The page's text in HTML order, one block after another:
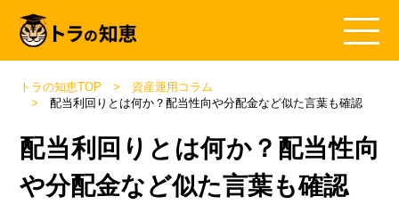
トラの知恵TOP
資産運用コラム
配当利回りとは何か？配当性向や分配金など似た言葉も確認
配当利回りとは何か？配当性向
や分配金など似た言葉も確認